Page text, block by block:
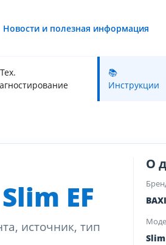
Новости и полезная информация
📚
Инструкции
EF
источник, тип
О
BAXI
Slim